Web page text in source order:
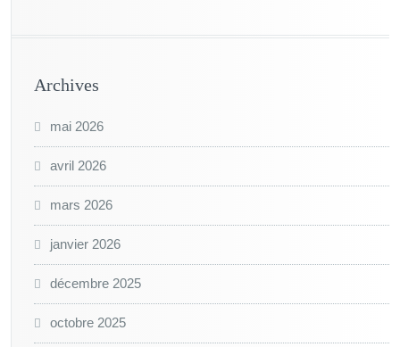
Archives
mai 2026
avril 2026
mars 2026
janvier 2026
décembre 2025
octobre 2025